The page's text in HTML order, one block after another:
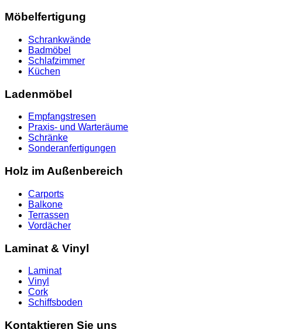
Möbelfertigung
Schrankwände
Badmöbel
Schlafzimmer
Küchen
Ladenmöbel
Empfangstresen
Praxis- und Warteräume
Schränke
Sonderanfertigungen
Holz im Außenbereich
Carports
Balkone
Terrassen
Vordächer
Laminat & Vinyl
Laminat
Vinyl
Cork
Schiffsboden
Kontaktieren Sie uns